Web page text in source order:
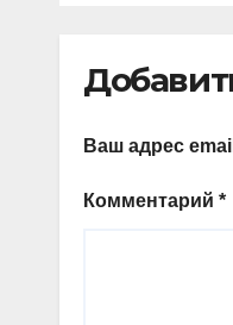
Ваш адрес
Комментарий *